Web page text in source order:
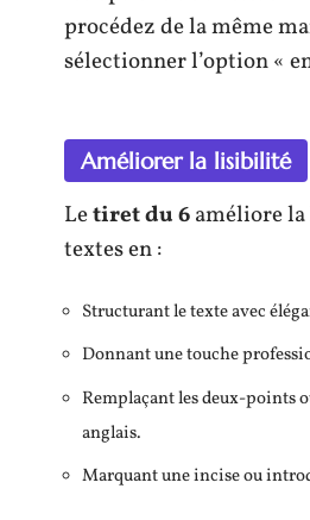
procédez de la même
sélectionner l’option «
Améliorer la lisibilité
Letiret du 6améliore
textes en :
Structurant le texte avec
Donnant une touche
Remplaçant les deux-points
anglais.
Marquant une incise ou